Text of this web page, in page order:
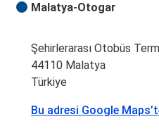
Bursa
Malatya
İstanbul Anadolu
İzmir
Malatya-Otogar
Şehirlerarası Otobüs
44110 Malatya
Türkiye
Bu adresi Google